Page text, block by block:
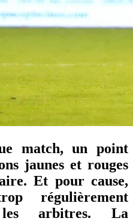
match, un point
jaunes et rouges
Et pour cause,
régulièrement
les arbitres. La